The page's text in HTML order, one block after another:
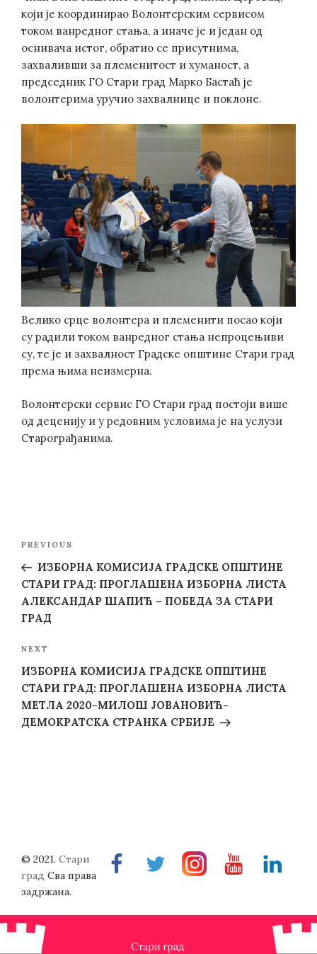
који је координирао Волонтерским сервисом
током ванредног стања, а иначе је и један од
оснивача истог, обратио се присутнима,
захваливши за племенитост и хуманост, а
председник ГО Стари град Марко Бастаћ је
волонтерима уручио захвалнице и поклоне.
Велико срце волонтера и племенити посао који
су радили током ванредног стања непроцењиви
су, те је и захвалност Градске општине Стари град
према њима неизмерна.
Волонтерски сервис ГО Стари град постоји више
од деценију и у редовним условима је на услузи
Старограђанима.
Previous
Post
PREVIOUS
ИЗБОРНА КОМИСИЈА ГРАДСКЕ ОПШТИНЕ
СТАРИ ГРАД: ПРОГЛАШЕНА ИЗБОРНА ЛИСТА
АЛЕКСАНДАР ШАПИЋ – ПОБЕДА ЗА СТАРИ
ГРАД
Next
Post
NEXT
ИЗБОРНА КОМИСИЈА ГРАДСКЕ ОПШТИНЕ
СТАРИ ГРАД: ПРОГЛАШЕНА ИЗБОРНА ЛИСТА
МЕТЛА 2020-МИЛОШ ЈОВАНОВИЋ-
ДЕМОКРАТСКА СТРАНКА СРБИЈЕ
FacebookTwitterInstragramYoutubeLinkedin
© 2021. Стари
град Сва права
задржана.